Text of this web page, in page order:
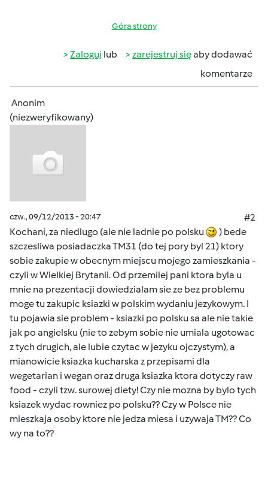
Góra strony
Zaloguj lub zarejestruj sięaby dodawać
komentarze
Anonim
(niezweryfikowany)
czw., 09/12/2013 - 20:47
#2
Kochani, za niedlugo (ale nie ladnie po polsku
) bede
szczesliwa posiadaczka TM31 (do tej pory byl 21) ktory
sobie zakupie w obecnym miejscu mojego zamieszkania -
czyli w Wielkiej Brytanii. Od przemilej pani ktora byla u
mnie na prezentacji dowiedzialam sie ze bez problemu
moge tu zakupic ksiazki w polskim wydaniu jezykowym. I
tu pojawia sie problem - ksiazki po polsku sa ale nie takie
jak po angielsku (nie to zebym sobie nie umiala ugotowac
z tych drugich, ale lubie czytac w jezyku ojczystym), a
mianowicie ksiazka kucharska z przepisami dla
wegetarian i wegan oraz druga ksiazka ktora dotyczy raw
food - czyli tzw. surowej diety! Czy nie mozna by bylo tych
ksiazek wydac rowniez po polsku?? Czy w Polsce nie
mieszkaja osoby ktore nie jedza miesa i uzywaja TM?? Co
wy na to??